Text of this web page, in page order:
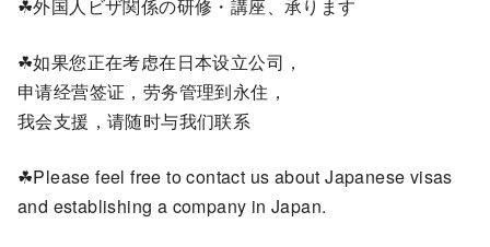
☘外国人ビザ関係の研修・講座、承ります
☘如果您正在考虑在日本设立公司，
申请经营签证，劳务管理到永住，
我会支援，请随时与我们联系
☘Please feel free to contact us about Japanese visas
and establishing a company in Japan.